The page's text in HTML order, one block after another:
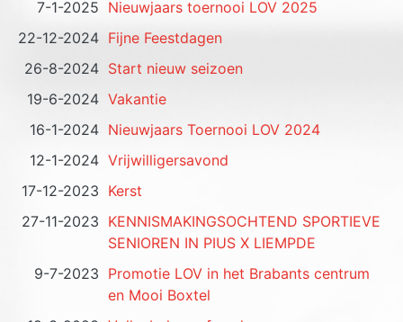
7-1-2025 Nieuwjaars toernooi LOV 2025
22-12-2024 Fijne Feestdagen
26-8-2024 Start nieuw seizoen
19-6-2024 Vakantie
16-1-2024 Nieuwjaars Toernooi LOV 2024
12-1-2024 Vrijwilligersavond
17-12-2023 Kerst
27-11-2023 KENNISMAKINGSOCHTEND SPORTIEVE
SENIOREN IN PIUS X LIEMPDE
9-7-2023 Promotie LOV in het Brabants centrum
en Mooi Boxtel